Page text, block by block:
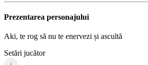
Prezentarea personajului
Aki, te rog să nu te enervezi și ascultă
Setări jucător